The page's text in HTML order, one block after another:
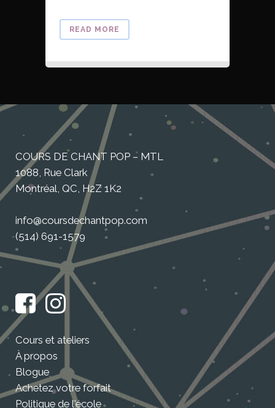
READ MORE
COURS DE CHANT POP – MTL
1088, Rue Clark
Montréal, QC, H2Z 1K2
info@coursdechantpop.com
(514) 691-1579
Cours et ateliers
À propos
Blogue
Achetez votre forfait
Politique de l'école